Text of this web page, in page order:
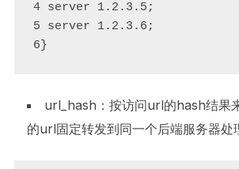
4 server 1.2.3.5;
5 server 1.2.3.6;
6}
url_hash：按访问url的hash结果
的url固定转发到同一个后端服务器处